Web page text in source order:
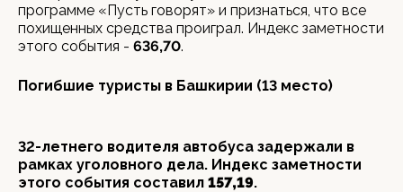
программе «Пусть говорят» и признаться, что все
похищенных средства проиграл. Индекс заметности
этого события - 636,70.
Погибшие туристы в Башкирии (13 место)
32-летнего водителя автобуса задержали в
рамках уголовного дела. Индекс заметности
этого события составил 157,19.